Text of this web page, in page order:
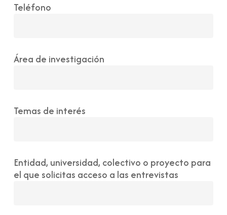
Teléfono
Área de investigación
Temas de interés
Entidad, universidad, colectivo o proyecto para
el que solicitas acceso a las entrevistas